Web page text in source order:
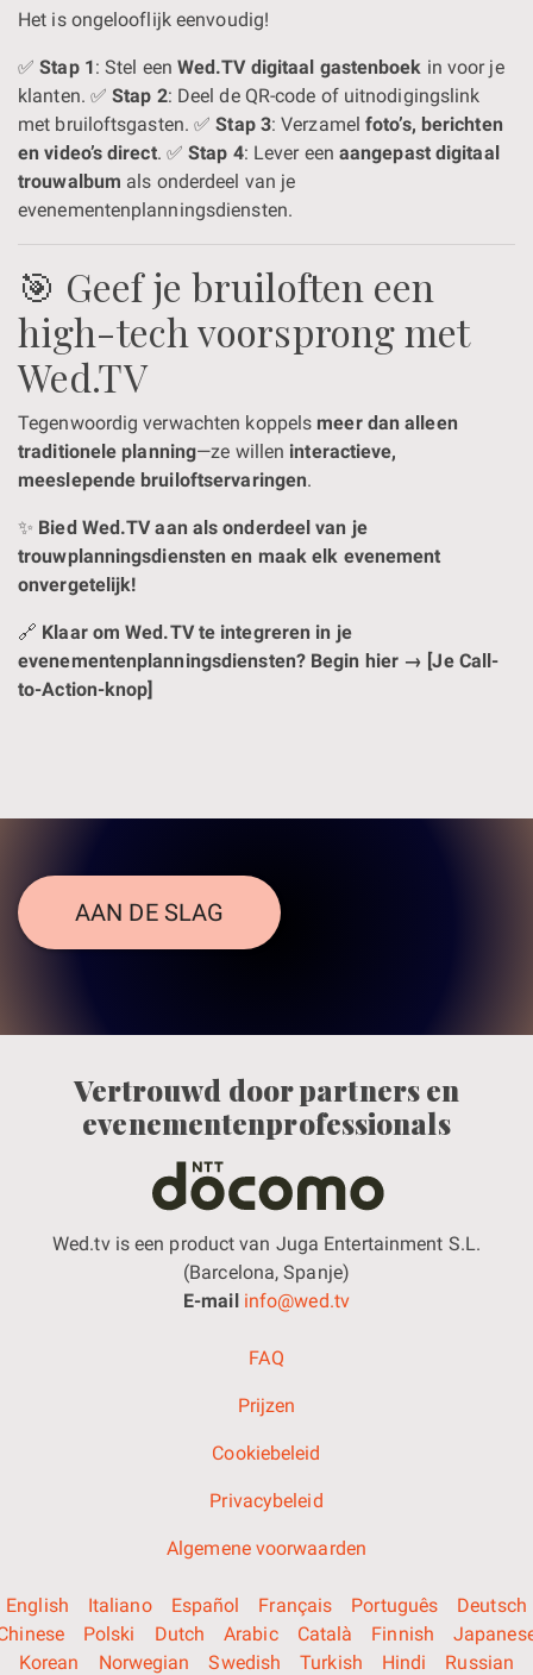
Het is ongelooflijk eenvoudig!
✅Stap 1: Stel een Wed.TV digitaal gastenboek in voor je
klanten. ✅Stap 2: Deel de QR-code of uitnodigingslink
met bruiloftsgasten. ✅Stap 3: Verzamelfoto’s, berichten
en video’s direct. ✅Stap 4: Lever een aangepast digitaal
trouwalbum als onderdeel van je
evenementenplanningsdiensten.
🎯 Geef je bruiloften een
high-tech voorsprong met
Wed.TV
Tegenwoordig verwachten koppels meer dan alleen
traditionele planning—ze willen interactieve,
meeslepende bruiloftservaringen.
✨ Bied Wed.TV aan als onderdeel van je
trouwplanningsdiensten en maak elk evenement
onvergetelijk!
🔗 Klaar om Wed.TV te integreren in je
evenementenplanningsdiensten? Begin hier → [Je Call-
to-Action-knop]
AAN DE SLAG
Vertrouwd door partners en
evenementenprofessionals
Wed.tv is een product van Juga Entertainment S.L.
(Barcelona, Spanje)
E-mailinfo@wed.tv
FAQ
Prijzen
Cookiebeleid
Privacybeleid
Algemene voorwaarden
English Italiano Español Français Português
Deutsch
Polski Dutch Arabic Català Finnish
Korean
Norwegian Swedish Turkish Hindi Russian